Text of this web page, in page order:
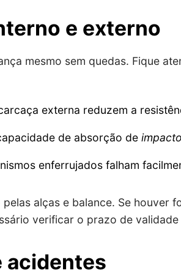
e externo
mesmo sem quedas. Fique
externa reduzem a
de absorção de impacto
enferrujados falham
alças e balance. Se houver
verificar o prazo de
acidentes